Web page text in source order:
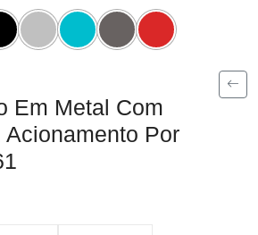
Em Metal Com
Acionamento Por